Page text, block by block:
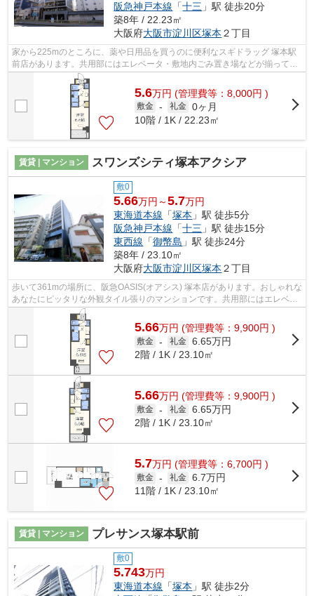
阪急神戸本線 「十三 」駅 徒歩20分
築8年 / 22.23㎡
大阪府大阪市淀川区塚本 ２丁目
家から225mのところに、薬や日用品を買うのに便利なスギドラッグ 塚本駅
前店があります。共用部にはエレベータ・敷地内ごみ置き場などが揃ってお
ります。造りとデザインに関して、自信...
5.6万円 (管理費等：8,000円 )
敷金 - 礼金 0ヶ月
10階 / 1K / 22.23㎡
賃貸 | マンション スワンズシティ塚本アクシア
敷0
5.66万円～5.7万円
東海道本線 「塚本 」駅 徒歩5分
阪急神戸本線 「十三 」駅 徒歩15分
東西線 「御幣島 」駅 徒歩24分
築8年 / 23.10㎡
大阪府大阪市淀川区塚本 ２丁目
歩いて361mの場所に、阪急OASIS(オアシス) 塚本店があります。おしゃれな
あなたにピッタリな外観タイル張りのマンションです。共用部にはエレベー
タ・敷地内ごみ置き場などが揃ってお...
5.66万円 (管理費等：9,900円 )
敷金 - 礼金 6.65万円
2階 / 1K / 23.10㎡
5.66万円 (管理費等：9,900円 )
敷金 - 礼金 6.65万円
2階 / 1K / 23.10㎡
5.7万円 (管理費等：6,700円 )
敷金 - 礼金 6.7万円
11階 / 1K / 23.10㎡
賃貸 | マンション プレサンス塚本駅前
敷0
5.743万円
東海道本線 「塚本 」駅 徒歩2分